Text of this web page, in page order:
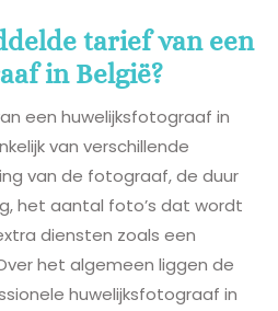
tarief van een
in België?
een huwelijksfotograaf in
van verschillende
van de fotograaf, de duur
het aantal foto’s dat wordt
diensten zoals een
het algemeen liggen de
huwelijksfotograaf in